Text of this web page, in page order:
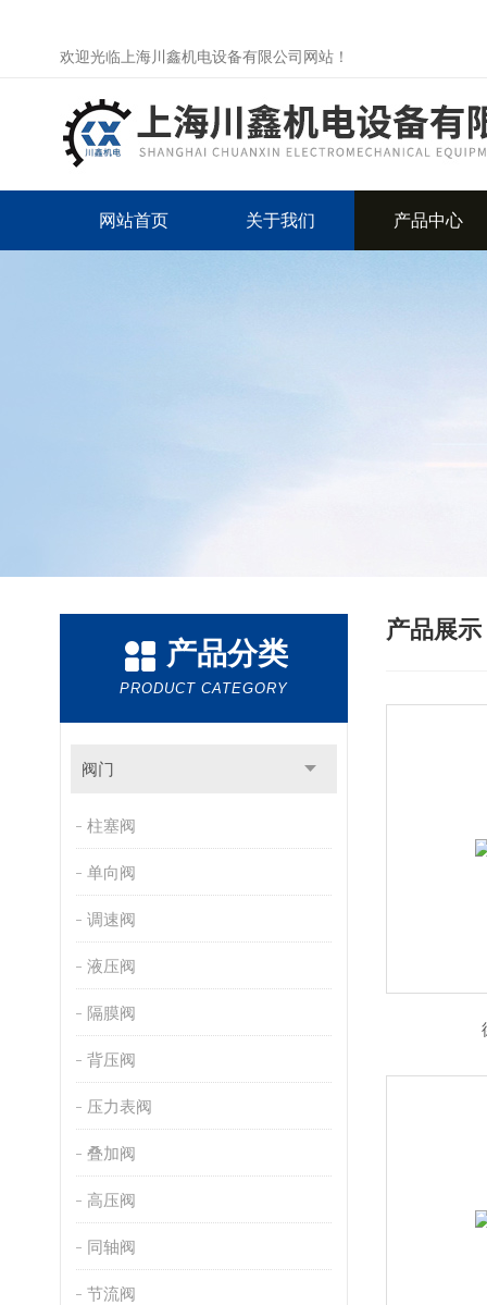
欢迎光临上海川鑫机电设备有限公司网站！
网站首页 关于我们 产品中心
产品分类
PRODUCT CATEGORY
阀门
柱塞阀
单向阀
调速阀
液压阀
隔膜阀
背压阀
压力表阀
叠加阀
高压阀
同轴阀
节流阀
产品展示